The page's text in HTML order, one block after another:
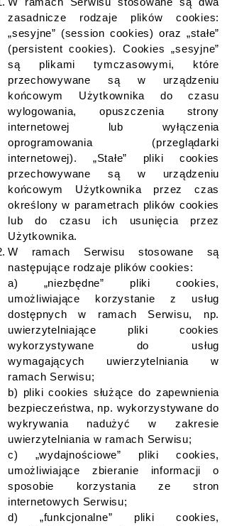
zasadnicze rodzaje plików cookies:
„sesyjne” (session cookies) oraz „stałe”
(persistent cookies). Cookies „sesyjne”
są plikami tymczasowymi, które
przechowywane są w urządzeniu
końcowym Użytkownika do czasu
wylogowania, opuszczenia strony
internetowej lub wyłączenia
oprogramowania (przeglądarki
internetowej). „Stałe” pliki cookies
przechowywane są w urządzeniu
końcowym Użytkownika przez czas
określony w parametrach plików cookies
lub do czasu ich usunięcia przez
Użytkownika.
W ramach Serwisu stosowane są
następujące rodzaje plików cookies:
a) „niezbędne” pliki cookies,
umożliwiające korzystanie z usług
dostępnych w ramach Serwisu, np.
uwierzytelniające pliki cookies
wykorzystywane do usług
wymagających uwierzytelniania w
ramach Serwisu;
b) pliki cookies służące do zapewnienia
bezpieczeństwa, np. wykorzystywane do
wykrywania nadużyć w zakresie
uwierzytelniania w ramach Serwisu;
c) „wydajnościowe” pliki cookies,
umożliwiające zbieranie informacji o
sposobie korzystania ze stron
internetowych Serwisu;
d) „funkcjonalne” pliki cookies,